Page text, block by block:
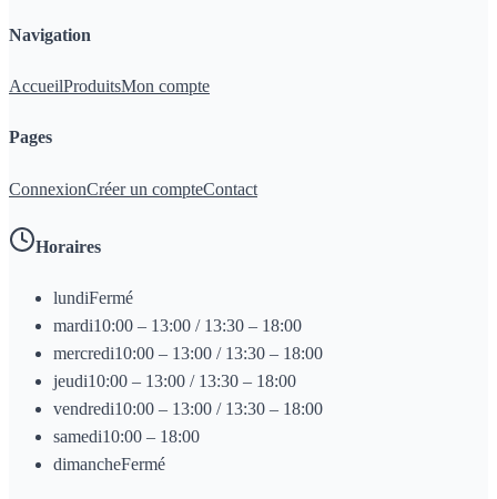
Navigation
AccueilProduitsMon compte
Pages
ConnexionCréer un compteContact
Horaires
lundiFermé
mardi10:00 – 13:00 / 13:30 – 18:00
mercredi10:00 – 13:00 / 13:30 – 18:00
jeudi10:00 – 13:00 / 13:30 – 18:00
vendredi10:00 – 13:00 / 13:30 – 18:00
samedi10:00 – 18:00
dimancheFermé